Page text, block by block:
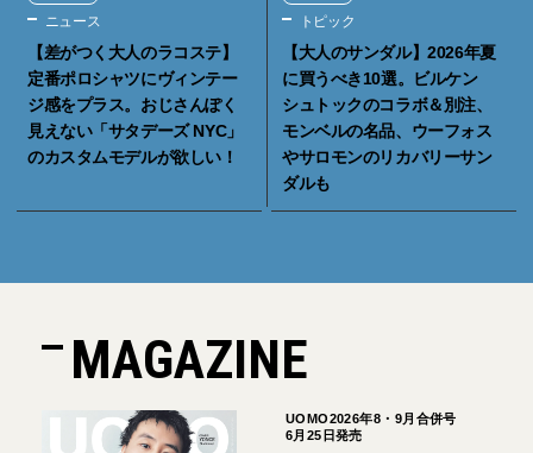
ニュース
【差がつく大人のラコステ】
定番ポロシャツにヴィンテー
ジ感をプラス。おじさんぽく
見えない「サタデーズ NYC」
のカスタムモデルが欲しい！
トピック
【大人のサンダル】2026年夏
に買うべき10選。ビルケン
シュトックのコラボ＆別注、
モンベルの名品、ウーフォス
やサロモンのリカバリーサン
ダルも
MAGAZINE
UOMO2026年8・9月合併号
6月25日発売